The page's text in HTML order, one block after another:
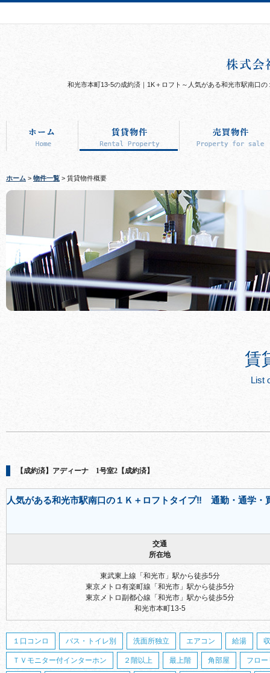
和光市本町13-5の成約済｜1K＋ロフト～人気がある和光市駅南口
ホーム > 物件一覧 > 賃貸物件概要
賃
List
【成約済】アディーナ 1号室2【成約済】
人気がある和光市駅南口の１Ｋ＋ロフトタイプ‼ 通勤・通学・
交通
所在地
東武東上線「和光市」駅から徒歩5分
東京メトロ有楽町線「和光市」駅から徒歩5分
東京メトロ副都心線「和光市」駅から徒歩5分
和光市本町13-5
１口コンロ バス・トイレ別 洗面所独立 エアコン 給湯
ＴＶモニター付インターホン ２階以上 最上階 角部屋 フロ